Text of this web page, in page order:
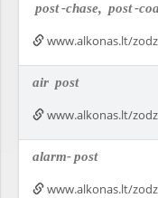
post-chase, post-
www.alkonas.lt/
air post
www.alkonas.lt/
alarm-post
www.alkonas.lt/